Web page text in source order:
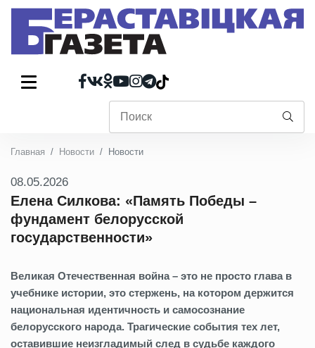
Главная Новости Новости
08.05.2026
Елена Силкова: «Память Победы –
фундамент белорусской
государственности»
Великая Отечественная война – это не просто глава в
учебнике истории, это стержень, на котором держится
национальная идентичность и самосознание
белорусского народа. Трагические события тех лет,
оставившие неизгладимый след в судьбе каждого